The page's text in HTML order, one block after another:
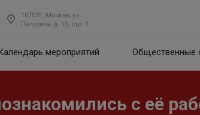
107031, Москва, ул.
Петровка, д. 15, стр. 1
мероприятий Общественные
с её